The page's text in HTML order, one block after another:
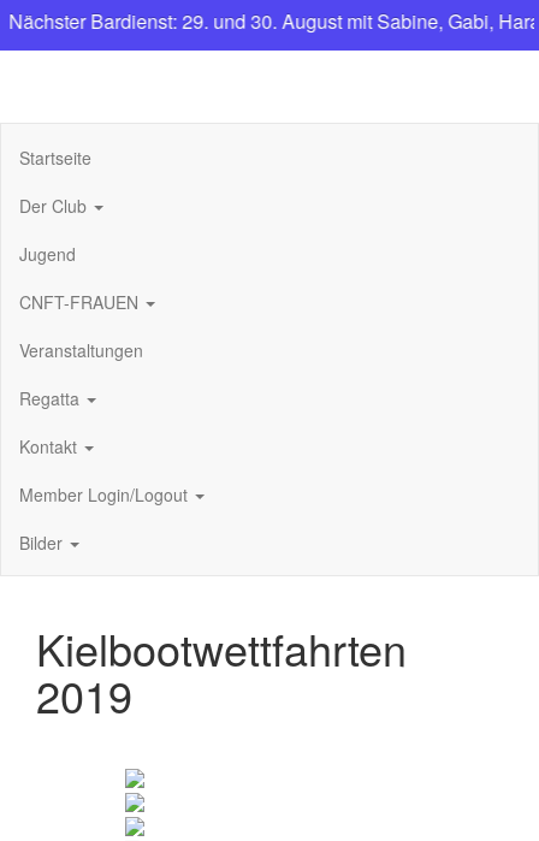
Bardienst: 29. und 30. August mit Sabine, Gabi,
Startseite
Der Club
Jugend
CNFT-FRAUEN
Veranstaltungen
Regatta
Kontakt
Member Login/Logout
Bilder
Kielbootwettfahrten
2019